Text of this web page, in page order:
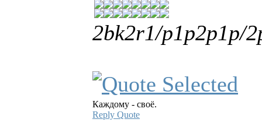
2bk2r1/p1p2p1p/
Каждому - своё.
Reply Quote